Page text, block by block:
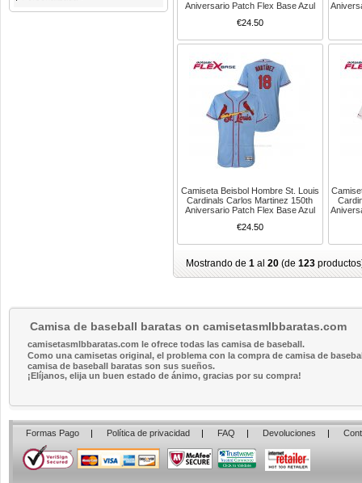
Aniversario Patch Flex Base Azul
€24.50
Camiseta Beisbol Hombre St. Louis
Cardinals Carlos Martinez 150th
Aniversario Patch Flex Base Azul
€24.50
Mostrando de 1 al 20 (de 123
Camisa de baseball baratas on camisetasmlbbaratas.com
camisetasmlbbaratas.com le ofrece todas las camisa de baseball.
Como una camisetas original, el problema con la compra de camisa de
camisa de baseball baratas son sus sueños.
¡Elíjanos, elija un buen estado de ánimo, gracias por su compra!
Formas Pago | Política de privacidad | FAQ | Devoluciones |